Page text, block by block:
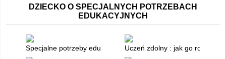
DZIECKO O SPECJALNYCH POTRZEBACH
EDUKACYJNYCH
Specjalne potrzeby edukacyjne uczniów zUczeń zdolny : jak go